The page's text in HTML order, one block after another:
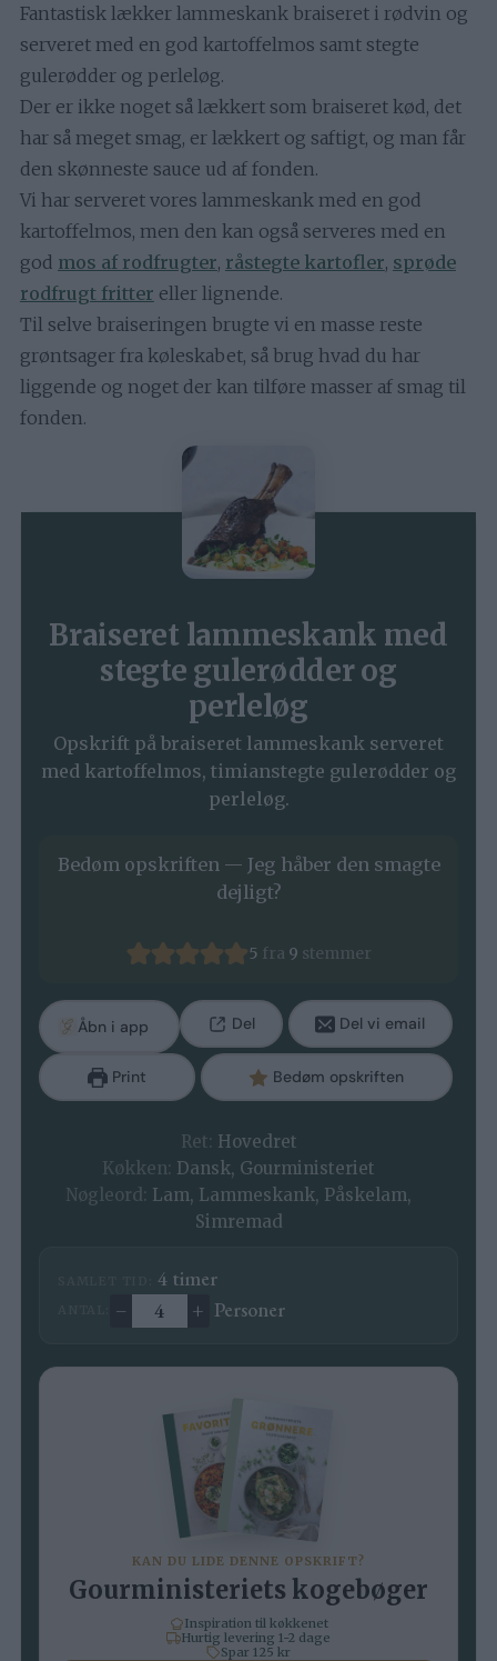
Fantastisk lækker lammeskank braiseret i rødvin og
serveret med en god kartoffelmos samt stegte
gulerødder og perleløg.
Der er ikke noget så lækkert som braiseret kød, det
har så meget smag, er lækkert og saftigt, og man får
den skønneste sauce ud af fonden.
Vi har serveret vores lammeskank med en god
kartoffelmos, men den kan også serveres med en
god mos af rodfrugter, råstegte kartofler, sprøde
rodfrugt fritter eller lignende.
Til selve braiseringen brugte vi en masse reste
grøntsager fra køleskabet, så brug hvad du har
liggende og noget der kan tilføre masser af smag til
fonden.
Braiseret lammeskank med
stegte gulerødder og
perleløg
Opskrift på braiseret lammeskank serveret
med kartoffelmos, timianstegte gulerødder og
perleløg.
Bedøm opskriften — Jeg håber den smagte
dejligt?
5 fra 9 stemmer
Åbn i app Del Del vi email
Print Bedøm opskriften
Ret: Hovedret
Køkken: Dansk, Gourministeriet
Nøgleord: Lam, Lammeskank, Påskelam,
Simremad
4timer
timer
Ændre antal
– + Personer
KAN DU LIDE DENNE OPSKRIFT?
Gourministeriets kogebøger
Inspiration til køkkenet
Hurtig levering 1-2 dage
Spar 125 kr